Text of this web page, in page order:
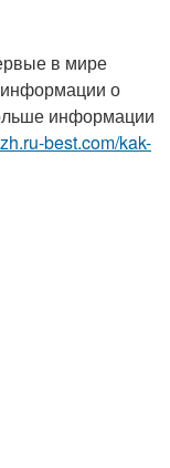
в мире
о
информации
best.com/kak-